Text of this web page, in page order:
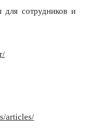
сотрудников и
articles/